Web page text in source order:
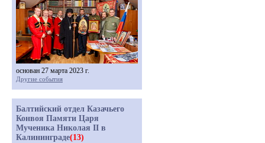
основан 27 марта 2023 г.
Другие события
Балтийский отдел Казачьего
Конвоя Памяти Царя
Мученика Николая II в
Калининграде(13)